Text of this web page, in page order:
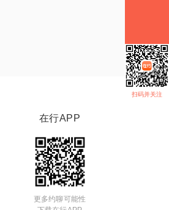
扫码并关注
在行APP
更多约聊可能性